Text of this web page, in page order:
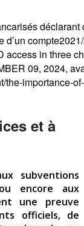
déclarant
d’un
access in three
09, 2024,
importance-
et à
subventions
encore aux
une preuve
officiels, de